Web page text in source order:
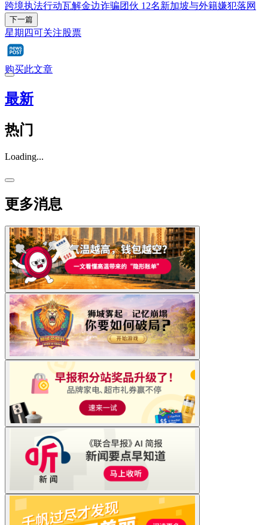
跨境执法行动瓦解金边诈骗团伙 12名新加坡与外籍嫌犯落网
下一篇
星期四可关注股票
购买此文章
最新
热门
Loading...
更多消息